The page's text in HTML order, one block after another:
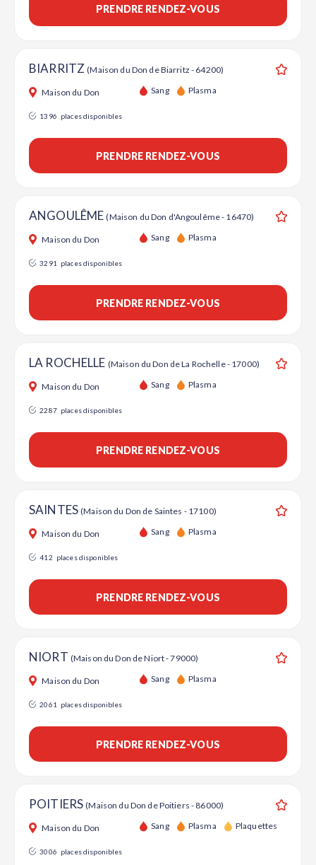
PRENDRE RENDEZ-VOUS
BIARRITZ(Maison du Don de Biarritz - 64200)
Maison du Don Sang Plasma
1396 places disponibles
PRENDRE RENDEZ-VOUS
ANGOULÊME(Maison du Don d'Angoulême - 16470)
Maison du Don Sang Plasma
3291 places disponibles
PRENDRE RENDEZ-VOUS
LA ROCHELLE (Maison du Don de La Rochelle - 17000)
Maison du Don Sang Plasma
2287 places disponibles
PRENDRE RENDEZ-VOUS
SAINTES(Maison du Don de Saintes - 17100)
Maison du Don Sang Plasma
412 places disponibles
PRENDRE RENDEZ-VOUS
NIORT (Maison du Don de Niort - 79000)
Maison du Don Sang Plasma
2061 places disponibles
PRENDRE RENDEZ-VOUS
POITIERS(Maison du Don de Poitiers - 86000)
Maison du Don Sang Plasma Plaquettes
3006 places disponibles